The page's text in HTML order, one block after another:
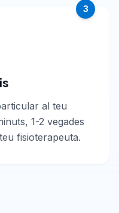
3
al teu
1-2 vegades
fisioterapeuta.